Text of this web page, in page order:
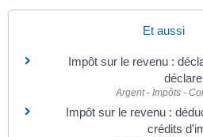
Et aussi
Impôt sur le revenu :
Argent - Impôts -
Impôt sur le revenu :
crédits